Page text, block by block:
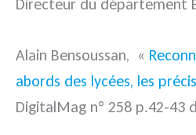
Directeur du département
Alain Bensoussan, «
abords des lycées, les
DigitalMag n° 258 p.42-43